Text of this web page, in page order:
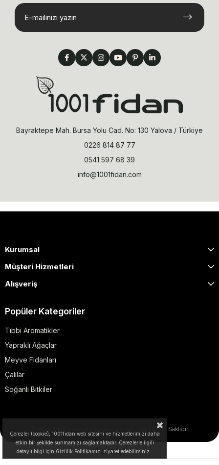
Bayraktepe Mah. Bursa Yolu Cad. No: 130 Yalova / Türkiye
0226 814 87 77
0541 597 68 39
info@1001fidan.com
Kurumsal
Müşteri Hizmetleri
Alışveriş
Popüler Kategoriler
Tıbbi Aromatikler
Yapraklı Ağaçlar
Meyve Fidanları
Çalılar
Soğanlı Bitkiler
© 2025 1001fidan - dogapeyzaj.com. Tüm Hakları Saklıdır.
Çerezler (cookie), 1001fidan web sitesini ve hizmetlerimizi daha
etkin bir şekilde sunmamızı sağlamaktadır. Çerezlerle ilgili
detaylı bilgi için Gizlilik Politikamızı ziyaret edebilirsiniz.